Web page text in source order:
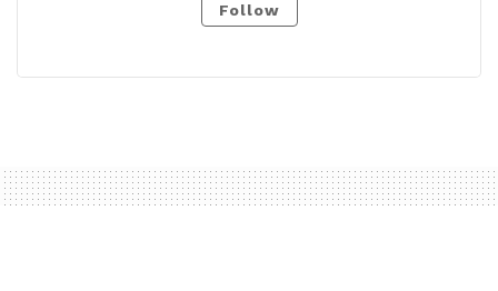
Follow